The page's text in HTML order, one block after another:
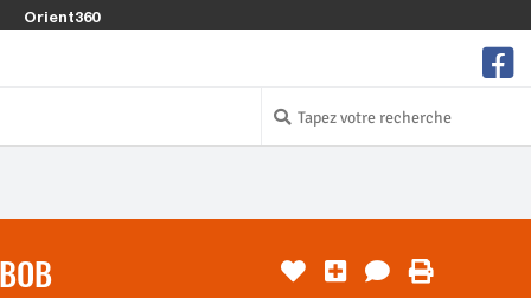
Orient360